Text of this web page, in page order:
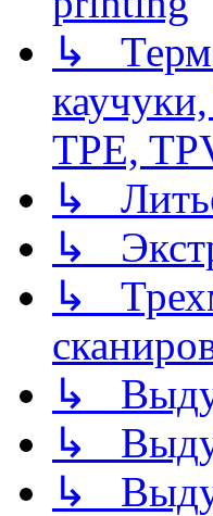
↳
TPE,
↳
↳
↳
↳
↳
↳